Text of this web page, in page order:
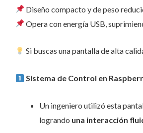
Diseño compacto y de peso
Opera con energía USB,
Si buscas una pantalla de alta
Sistema de Control en
Un ingeniero utilizó esta
logrando una interacción